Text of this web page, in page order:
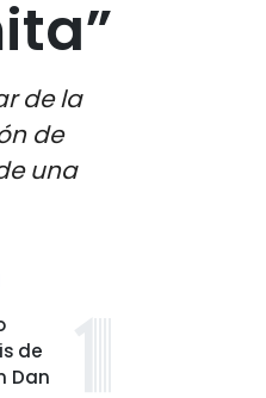
de la
de
una
de
Dan